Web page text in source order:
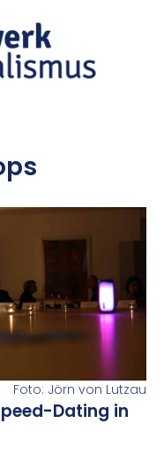
Foto: Jörn von Lutzau
Dating in